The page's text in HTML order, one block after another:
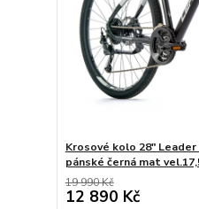
Krosové kolo 28" Leader
pánské černá mat
19 990 Kč
12 890 Kč